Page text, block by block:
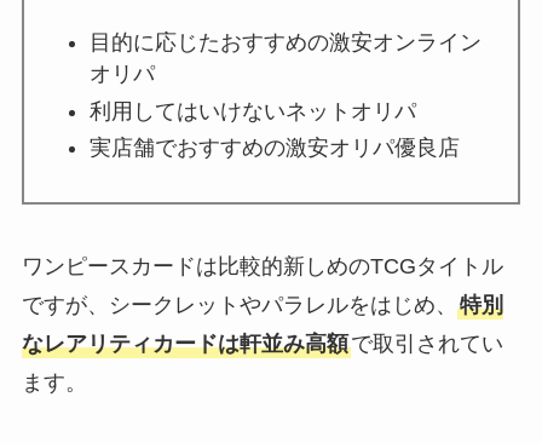
目的に応じたおすすめの激安オンライン
オリパ
利用してはいけないネットオリパ
実店舗でおすすめの激安オリパ優良店
ワンピースカードは比較的新しめのTCGタイトル
ですが、シークレットやパラレルをはじめ、 特別
なレアリティカードは軒並み高額で取引されてい
ます。